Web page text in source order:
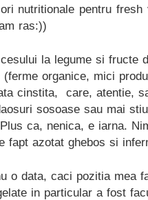
nutritionale pentru
ras:))
la legume si fructe
organice, mici
cinstita, care, atentie,
sosoase sau mai
ca, nenica, e iarna.
fapt azotat ghebos si
o data, caci pozitia mea
in particular a fost